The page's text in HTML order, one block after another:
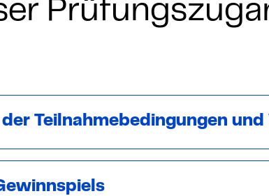
Bootcamp
Bootcamp
der Teilnahmebedingungen